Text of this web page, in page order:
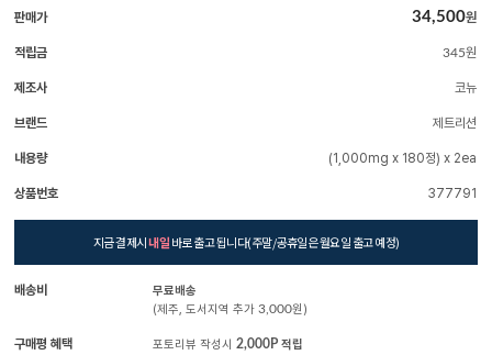
판매가 34,500원
적립금 345원
제조사 코뉴
브랜드 제트리션
내용량 (1,000mg x 180정) x 2ea
상품번호 377791
지금 결제시내일바로 출고 됩니다(주말/공휴일은 월요일 출고 예정)
배송비
무료배송
(제주, 도서지역 추가 3,000원)
구매평 혜택 포토리뷰 작성시 2,000P적립